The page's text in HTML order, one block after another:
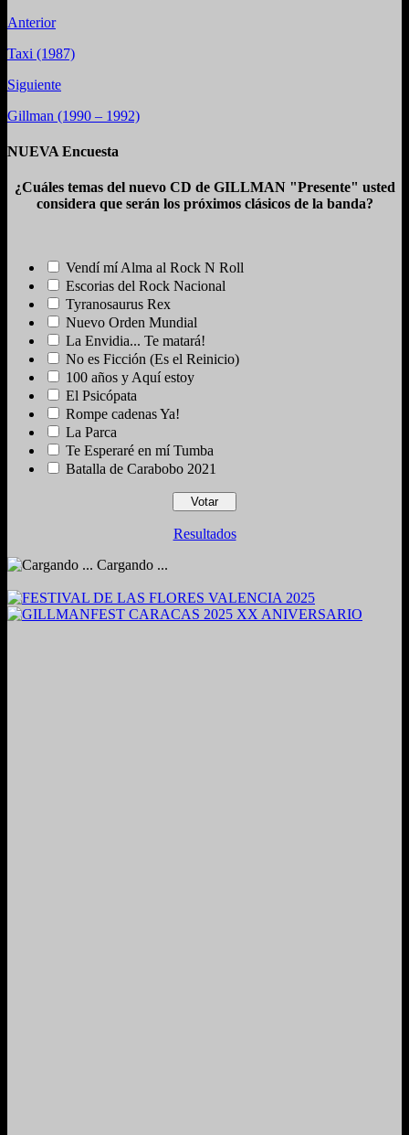
Anterior
Taxi (1987)
Siguiente
Gillman (1990 – 1992)
NUEVA Encuesta
¿Cuáles temas del nuevo CD de GILLMAN "Presente" usted
considera que serán los próximos clásicos de la banda?
Vendí mí Alma al Rock N Roll
Escorias del Rock Nacional
Tyranosaurus Rex
Nuevo Orden Mundial
La Envidia... Te matará!
No es Ficción (Es el Reinicio)
100 años y Aquí estoy
El Psicópata
Rompe cadenas Ya!
La Parca
Te Esperaré en mí Tumba
Batalla de Carabobo 2021
Resultados
Cargando ...